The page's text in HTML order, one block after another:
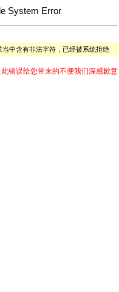
System Error
当中含有非法字符，已经被系统拒绝
此错误给您带来的不便我们深感歉意